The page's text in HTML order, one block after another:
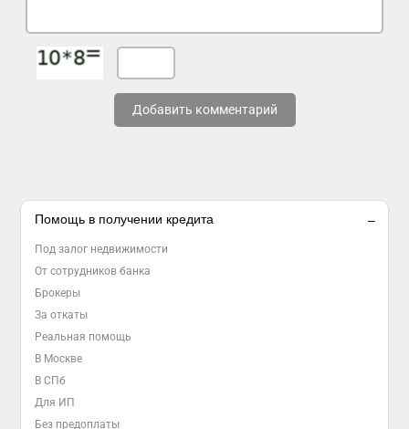
Добавить комментарий
Помощь в получении кредита
Под залог недвижимости
От сотрудников банка
Брокеры
За откаты
Реальная помощь
В Москве
В СПб
Для ИП
Без предоплаты